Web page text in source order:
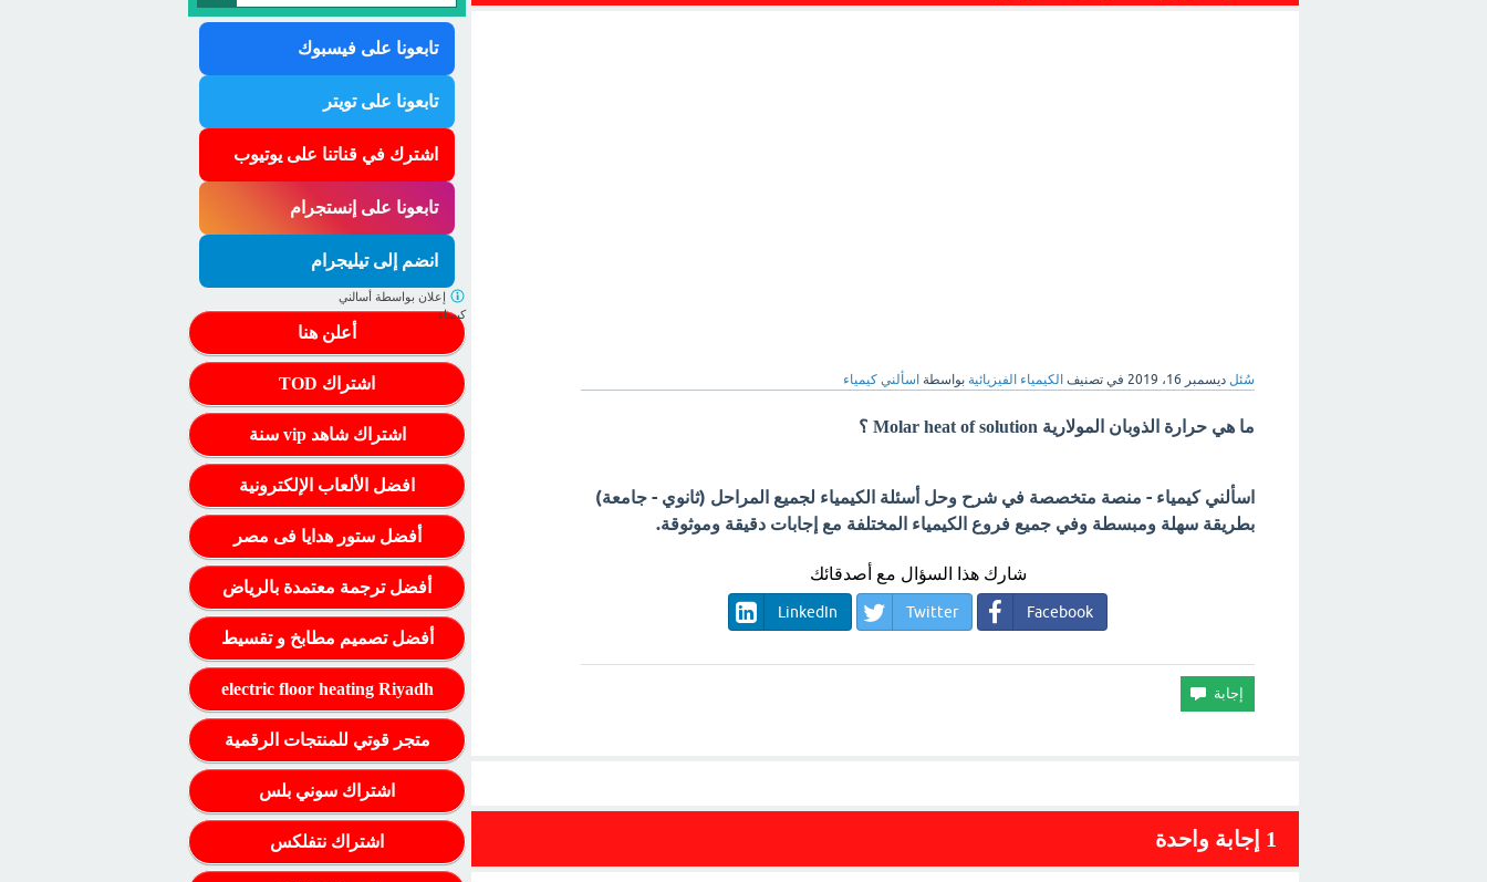
سُئل ديسمبر 16، 2019 في تصنيف الكيمياء الفيزيائية بواسطة اسألني كيمياء
ما هي حرارة الذوبان المولارية Molar heat of solution ؟
اسألني كيمياء - منصة متخصصة في شرح وحل أسئلة الكيمياء لجميع المراحل (ثانوي - جامعة)
بطريقة سهلة ومبسطة وفي جميع فروع الكيمياء المختلفة مع إجابات دقيقة وموثوقة.
شارك هذا السؤال مع أصدقائك
Facebook
Twitter
LinkedIn
1 إجابة واحدة
تابعونا على فيسبوك
تابعونا على تويتر
اشترك في قناتنا على يوتيوب
تابعونا على إنستجرام
انضم إلى تيليجرام
أعلن هنا
اشتراك TOD
اشتراك شاهد vip سنة
افضل الألعاب الإلكترونية
أفضل ستور هدايا فى مصر
أفضل ترجمة معتمدة بالرياض
أفضل تصميم مطابخ و تقسيط
electric floor heating Riyadh
متجر قوتي للمنتجات الرقمية
اشتراك سوني بلس
اشتراك نتفلكس
إعلان بواسطة أسالني
كيمياء